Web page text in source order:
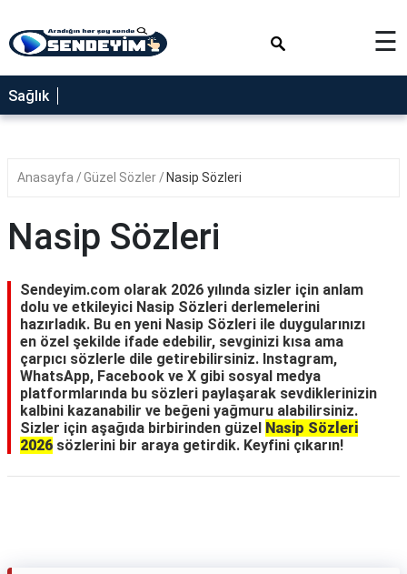
SAĞLIK
NEDİR
YEMEK
RÜYA
GEZİLECEK
YERLER
BLOG
☰
Sağlık
Anasayfa Güzel Sözler Nasip Sözleri
Nasip Sözleri
Sendeyim.com olarak 2026 yılında sizler için anlam
dolu ve etkileyici Nasip Sözleri derlemelerini
hazırladık. Bu en yeni Nasip Sözleri ile duygularınızı
en özel şekilde ifade edebilir, sevginizi kısa ama
çarpıcı sözlerle dile getirebilirsiniz. Instagram,
WhatsApp, Facebook ve X gibi sosyal medya
platformlarında bu sözleri paylaşarak sevdiklerinizin
kalbini kazanabilir ve beğeni yağmuru alabilirsiniz.
Sizler için aşağıda birbirinden güzel Nasip Sözleri
2026 sözlerini bir araya getirdik. Keyfini çıkarın!